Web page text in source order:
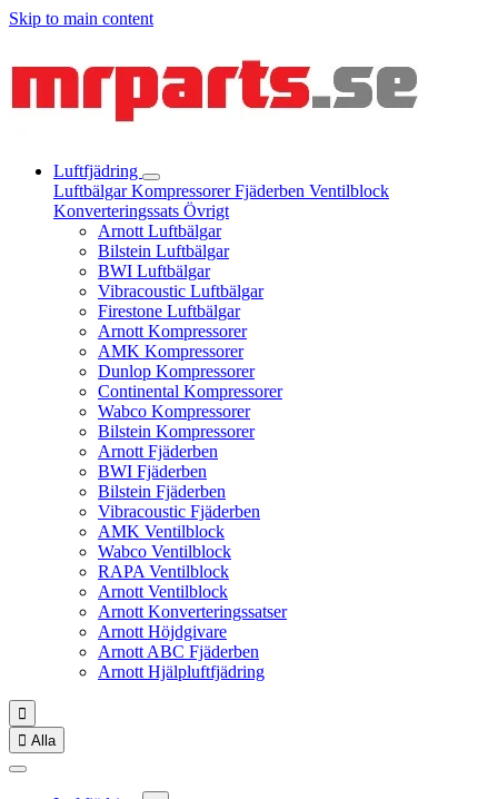
Skip to main content
Luftfjädring
LuftbälgarKompressorerFjäderben Ventilblock
Konverteringssats Övrigt
Arnott Luftbälgar
Bilstein Luftbälgar
BWI Luftbälgar
Vibracoustic Luftbälgar
Firestone Luftbälgar
Arnott Kompressorer
AMK Kompressorer
Dunlop Kompressorer
Continental Kompressorer
Wabco Kompressorer
Bilstein Kompressorer
Arnott Fjäderben
BWI Fjäderben
Bilstein Fjäderben
Vibracoustic Fjäderben
AMK Ventilblock
Wabco Ventilblock
RAPA Ventilblock
Arnott Ventilblock
Arnott Konverteringssatser
Arnott Höjdgivare
Arnott ABC Fjäderben
Arnott Hjälpluftfjädring

 Alla